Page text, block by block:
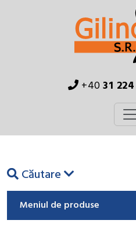
+4031
Căutare
Meniul de produse